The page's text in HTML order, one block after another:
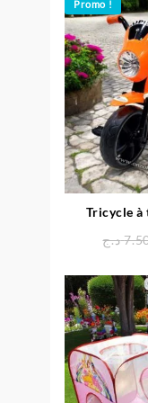
Promo !
Tricycle
د.ج